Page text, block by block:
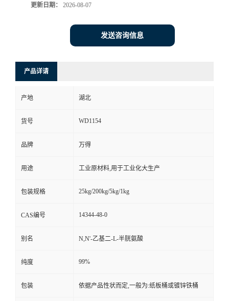
更新日期： 2026-08-07
发送咨询信息
产品详请
产地 湖北
货号 WD1154
品牌 万得
用途 工业原材料,用于工业化大生产
包装规格 25kg/200kg/5kg/1kg
CAS编号 14344-48-0
别名 N,N'-乙基二-L-半胱氨酸
纯度 99%
包装 依据产品性状而定,一般为:纸板桶或镀锌铁桶